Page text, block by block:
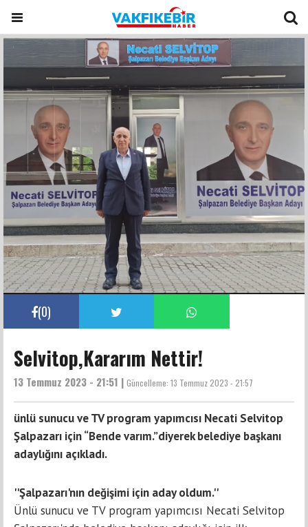
(0)
Selvitop,Kararım Nettir!
13 Temmuz 2023 - 21:51 | Güncelleme: 13 Temmuz 2023 - 21:57
ünlü sunucu ve TV program yapımcısı Necati Selvitop
Şalpazarı için “Bende varım.”diyerek belediye başkanı
adaylığını açıkladı.
''Şalpazarı'nın değişimi için aday oldum.''
Ünlü sunucu ve TV program yapımcısı Necati Selvitop